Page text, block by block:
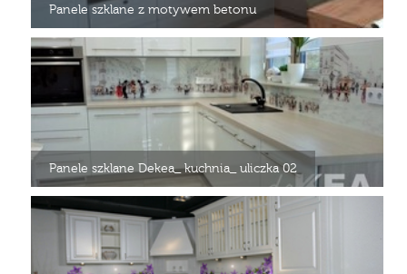
Panele szklane z motywem betonu
Panele szklane Dekea_ kuchnia_ uliczka 02